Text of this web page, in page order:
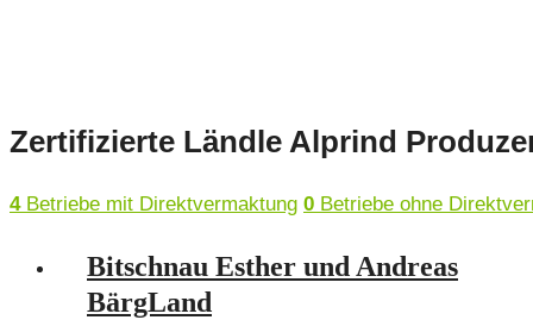
Zertifizierte Ländle Alprind
4Betriebe mit Direktvermaktung 0 Betriebe ohne
Bitschnau Esther und Andreas
BärgLand